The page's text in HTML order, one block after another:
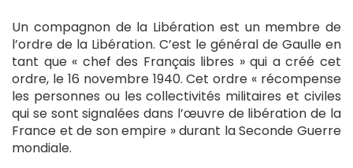
Un compagnon de la Libération est un membre de
l’ordre de la Libération. C’est le général de Gaulle en
tant que « chef des Français libres » qui a créé cet
ordre, le 16 novembre 1940. Cet ordre « récompense
les personnes ou les collectivités militaires et civiles
qui se sont signalées dans l’œuvre de libération de la
France et de son empire » durant la Seconde Guerre
mondiale.